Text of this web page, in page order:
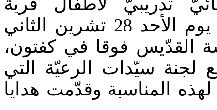
تدريبيّ لأطفال قرية
كفرحي SOS، وذلك يوم الأحد 28 تشرين الثاني
القدّيس فوقا في كفتون،
لجنة سيّدات الرعيّة التي
المناسبة وقدّمت هدايا